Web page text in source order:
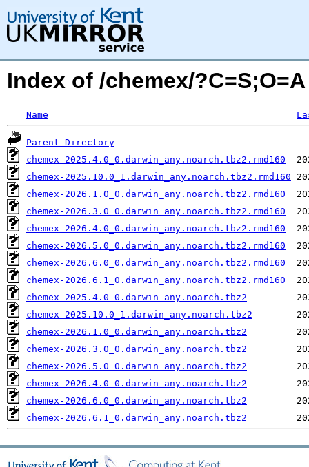
Index of /chemex/?C=S;O=A
Name
Parent Directory
chemex-2025.4.0_0.darwin_any.noarch.tbz2.rmd160
chemex-2025.10.0_1.darwin_any.noarch.tbz2.rmd160
chemex-2026.1.0_0.darwin_any.noarch.tbz2.rmd160
chemex-2026.3.0_0.darwin_any.noarch.tbz2.rmd160
chemex-2026.4.0_0.darwin_any.noarch.tbz2.rmd160
chemex-2026.5.0_0.darwin_any.noarch.tbz2.rmd160
chemex-2026.6.0_0.darwin_any.noarch.tbz2.rmd160
chemex-2026.6.1_0.darwin_any.noarch.tbz2.rmd160
chemex-2025.4.0_0.darwin_any.noarch.tbz2
chemex-2025.10.0_1.darwin_any.noarch.tbz2
chemex-2026.1.0_0.darwin_any.noarch.tbz2
chemex-2026.3.0_0.darwin_any.noarch.tbz2
chemex-2026.5.0_0.darwin_any.noarch.tbz2
chemex-2026.4.0_0.darwin_any.noarch.tbz2
chemex-2026.6.0_0.darwin_any.noarch.tbz2
chemex-2026.6.1_0.darwin_any.noarch.tbz2